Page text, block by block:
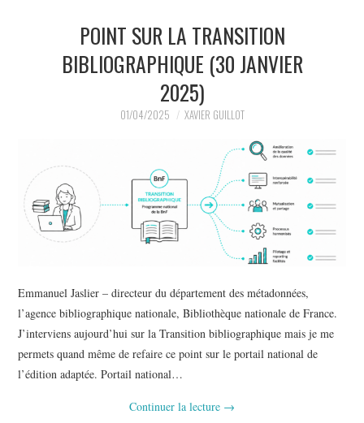
ACTIVITÉS
JOURNÉES D’ÉTUDE
POINT SUR LA TRANSITION
BIBLIOGRAPHIQUE (30 JANVIER
2025)
01/04/2025 XAVIER GUILLOT
Emmanuel Jaslier – directeur du département des métadonnées,
l’agence bibliographique nationale, Bibliothèque nationale de France.
J’interviens aujourd’hui sur la Transition bibliographique mais je me
permets quand même de refaire ce point sur le portail national de
l’édition adaptée. Portail national…
Continuer la lecture →